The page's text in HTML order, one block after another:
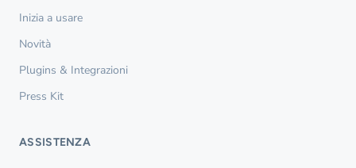
Inizia a usare
Novità
Plugins & Integrazioni
Press Kit
ASSISTENZA